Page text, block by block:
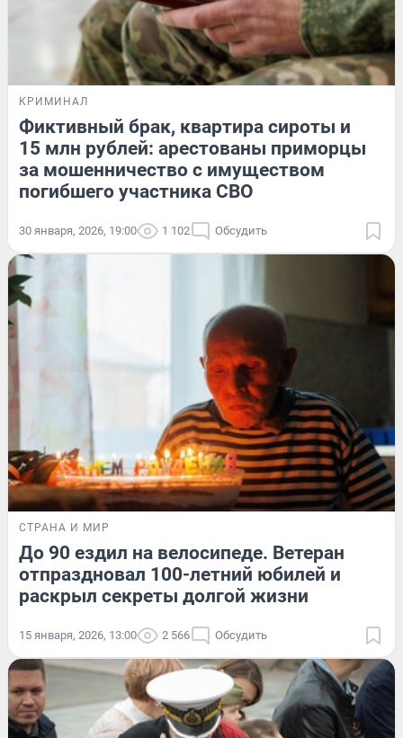
КРИМИНАЛ
Фиктивный брак, квартира сироты и
15 млн рублей: арестованы приморцы
за мошенничество с имуществом
погибшего участника СВО
30 января, 2026, 19:00 1 102 Обсудить
СТРАНА И МИР
До 90 ездил на велосипеде. Ветеран
отпраздновал 100-летний юбилей и
раскрыл секреты долгой жизни
15 января, 2026, 13:00 2 566 Обсудить